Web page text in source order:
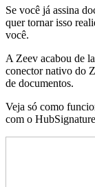
Se você já assina
quer tornar isso
você.
A Zeev acabou de
conector nativo do
de documentos.
Veja só como
com o